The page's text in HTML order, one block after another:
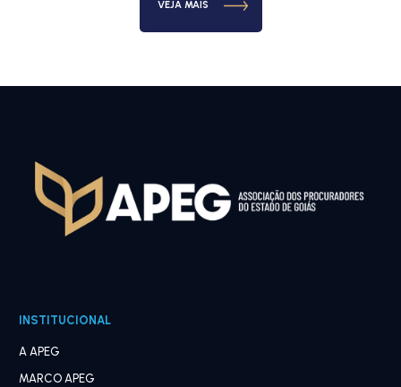
VEJA MAIS
INSTITUCIONAL
A APEG
MARCO APEG